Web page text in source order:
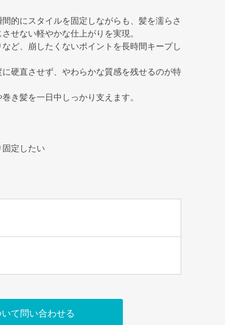
的にスタイルを固定しながらも、髪を濡らさ
せない軽やかな仕上がりを実現。
ど、崩したくないポイントを長時間キープし
硬直させず、やわらかな質感を残せるのが特
き髪を一日中しっかり支えます。
固定したい
て問い合わせる